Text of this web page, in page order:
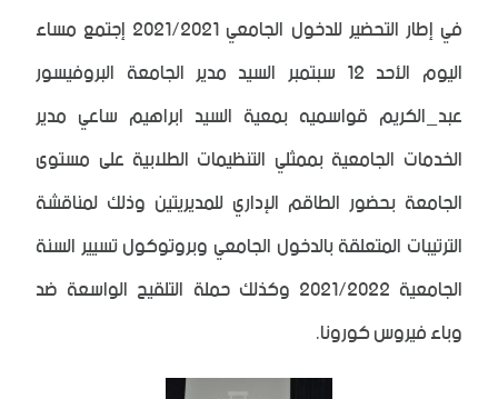
في إطار التحضير للدخول الجامعي 2021/2021 إجتمع مساء
اليوم الأحد 12 سبتمبر السيد مدير الجامعة البروفيسور
عبد_الكريم قواسميه بمعية السيد ابراهيم ساعي مدير
الخدمات الجامعية بممثلي التنظيمات الطلابية على مستوى
الجامعة بحضور الطاقم الإداري للمديريتين وذلك لمناقشة
الترتيبات المتعلقة بالدخول الجامعي وبروتوكول تسيير السنة
الجامعية 2021/2022 وكذلك حملة التلقيح الواسعة ضد
وباء فيروس كورونا.